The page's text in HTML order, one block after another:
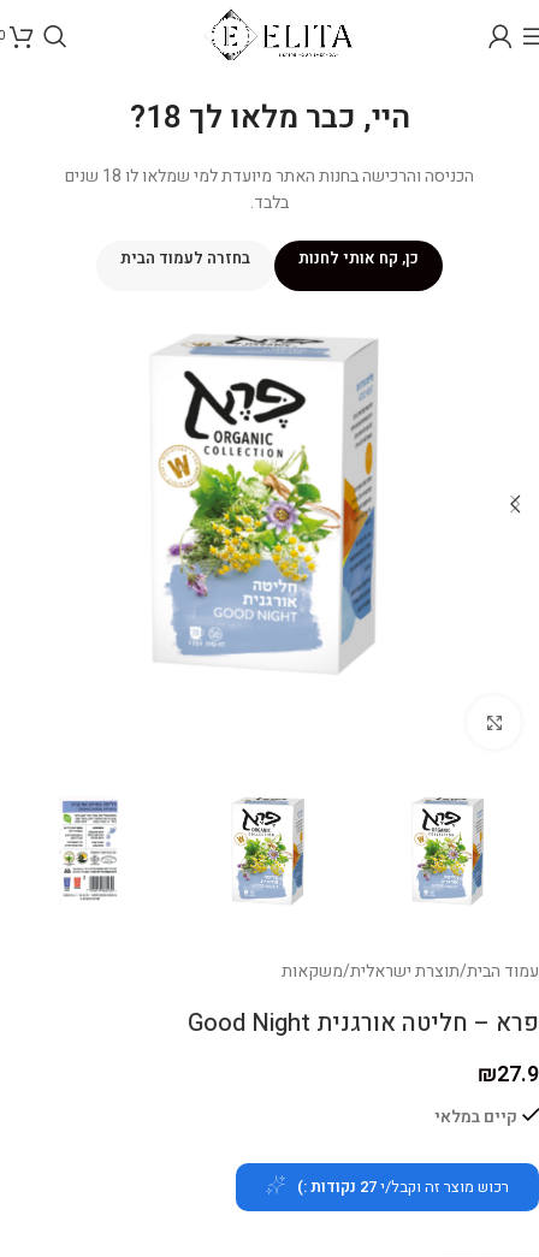
היי, כבר מלאו לך 18?
הכניסה והרכישה בחנות האתר מיועדת למי שמלאו לו 18 שנים
בלבד.
כן, קח אותי לחנות בחזרה לעמוד הבית
עמוד הבית/תוצרת ישראלית/משקאות
פרא – חליטה אורגנית Good Night
₪27.9
קיים במלאי
רכוש מוצר זה וקבל/י27 נקודות :)